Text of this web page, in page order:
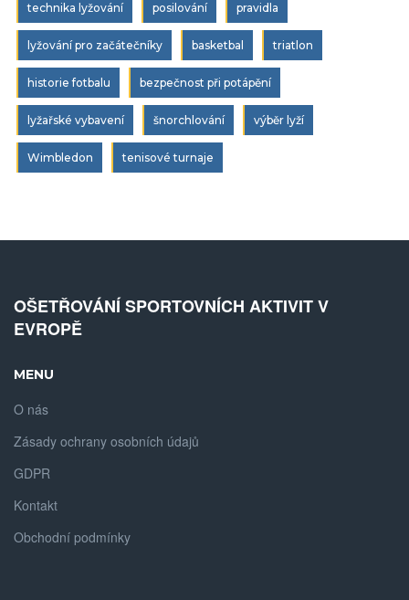
technika lyžování posilování pravidla
lyžování pro začátečníky basketbal triatlon
historie fotbalu bezpečnost při potápění
lyžařské vybavení šnorchlování výběr lyží
Wimbledon tenisové turnaje
OŠETŘOVÁNÍ SPORTOVNÍCH AKTIVIT V
EVROPĚ
MENU
O nás
Zásady ochrany osobních údajů
GDPR
Kontakt
Obchodní podmínky